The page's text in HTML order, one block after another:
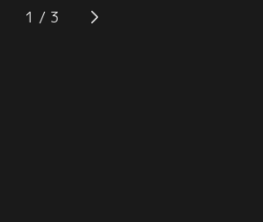
聞いたア
修理する
す。そして、零奈の「32R」、達也
の「ブラックバード」も「Z」を求
1